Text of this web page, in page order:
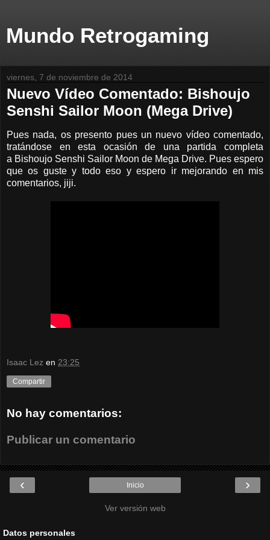
Mundo Retrogaming
viernes, 7 de noviembre de 2014
Nuevo Vídeo Comentado: Bishoujo
Senshi Sailor Moon (Mega Drive)
Pues nada, os presento pues un nuevo vídeo comentado,
tratándose en esta ocasión de una partida completa
a Bishoujo Senshi Sailor Moon de Mega Drive. Pues espero
que os guste y todo eso y espero ir mejorando en mis
comentarios, jiji.
Isaac Lez en 23:25
Compartir
No hay comentarios:
Publicar un comentario
‹ ›
Inicio
Ver versión web
Datos personales